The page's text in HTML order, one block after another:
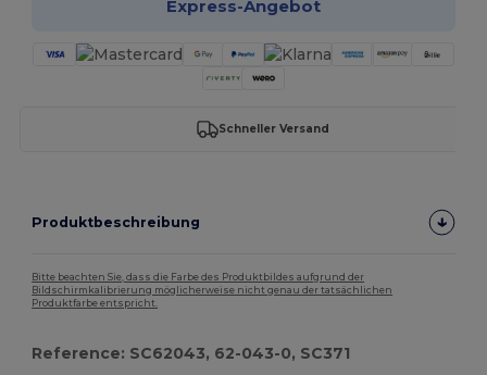
Express-Angebot
Schneller Versand
Produktbeschreibung
Bitte beachten Sie, dass die Farbe des Produktbildes aufgrund der
Bildschirmkalibrierung möglicherweise nicht genau der tatsächlichen
Produktfarbe entspricht.
Reference: SC62043, 62-043-0, SC371